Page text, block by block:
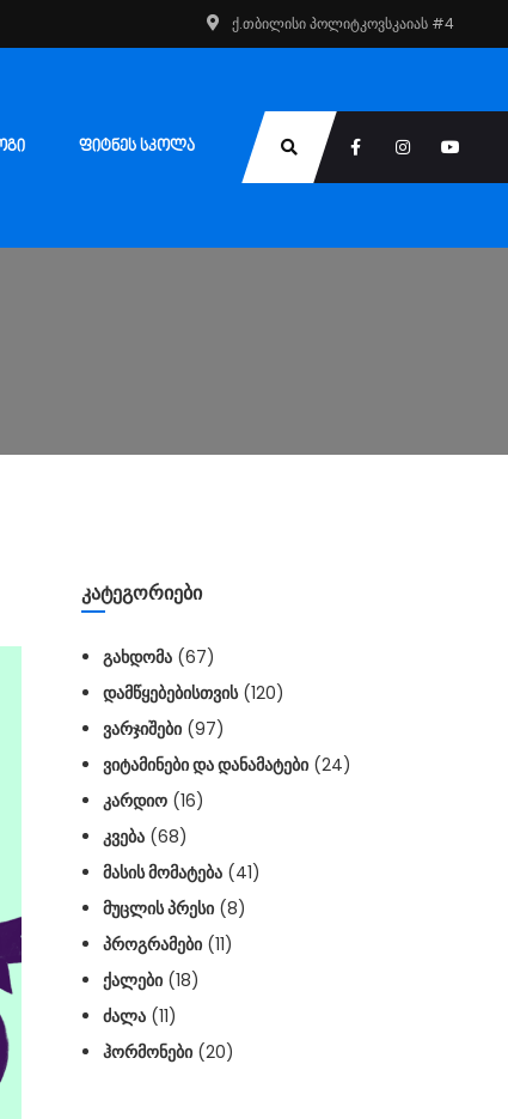
ქ.თბილისი პოლიტკოვსკაიას #4
ᲤᲘᲢᲜᲔᲡ ᲡᲙᲝᲚᲐ
ᲙᲐᲢᲔᲒᲝᲠᲘᲔᲑᲘ
ᲒᲐᲮᲓᲝᲛᲐ (67)
ᲓᲐᲛᲬᲧᲔᲑᲔᲑᲘᲡᲗᲕᲘᲡ(120)
ᲕᲐᲠᲯᲘᲨᲔᲑᲘ (97)
ᲕᲘᲢᲐᲛᲘᲜᲔᲑᲘ ᲓᲐ ᲓᲐᲜᲐᲛᲐᲢᲔᲑᲘ (24)
ᲙᲐᲠᲓᲘᲝ (16)
ᲙᲕᲔᲑᲐ (68)
ᲛᲐᲡᲘᲡ ᲛᲝᲛᲐᲢᲔᲑᲐ (41)
ᲛᲣᲪᲚᲘᲡ ᲞᲠᲔᲡᲘ (8)
ᲞᲠᲝᲒᲠᲐᲛᲔᲑᲘ (11)
ᲥᲐᲚᲔᲑᲘ (18)
ᲫᲐᲚᲐ (11)
ᲰᲝᲠᲛᲝᲜᲔᲑᲘ (20)